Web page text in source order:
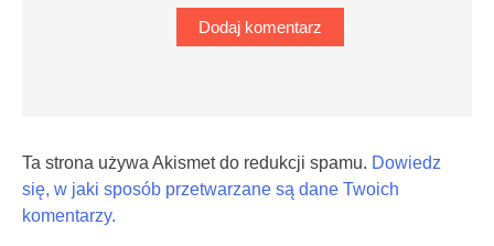
Ta strona używa Akismet do redukcji spamu. Dowiedz
się, w jaki sposób przetwarzane są dane Twoich
komentarzy.